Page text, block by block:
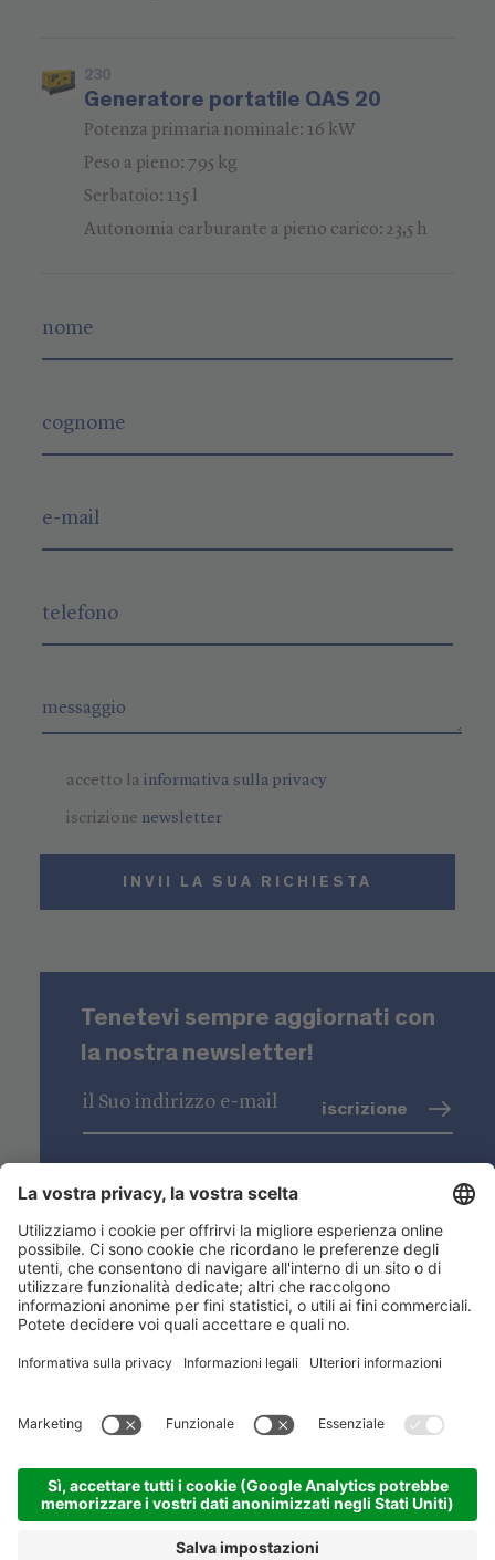
230
Generatore portatile QAS 20
Potenza primaria nominale: 16 kW
Peso a pieno: 795 kg
Serbatoio: 115 l
Autonomia carburante a pieno carico: 23,5 h
accetto lainformativa sulla privacy
iscrizione newsletter
INVII LA SUA RICHIESTA
Tenetevi sempre aggiornati con
la nostra newsletter!
iscrizione
Niederstätter SpA
Sedi
Gamma prodotti
Link utili
ACADEMY